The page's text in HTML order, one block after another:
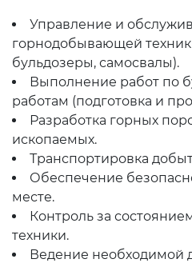
Управление и
горнодобывающей
бульдозеры, самосвалы).
Выполнение работ по
работам (подготовка и
Разработка горных
ископаемых.
Транспортировка
Обеспечение
месте.
Контроль за
техники.
Ведение необходимой